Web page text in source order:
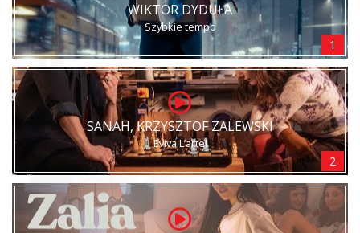
WIKTOR DYDUŁA
Szybkie tempo
1
SANAH, KRZYSZTOF ZALEWSKI
Eviva L’arte!
2